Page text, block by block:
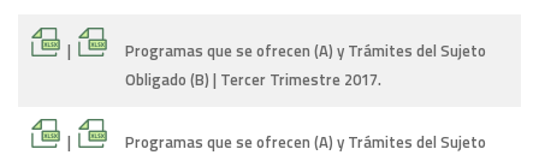
|
Programas que se ofrecen (A) y Trámites del Sujeto
Obligado (B) | Tercer Trimestre 2017.
|
Programas que se ofrecen (A) y Trámites del Sujeto